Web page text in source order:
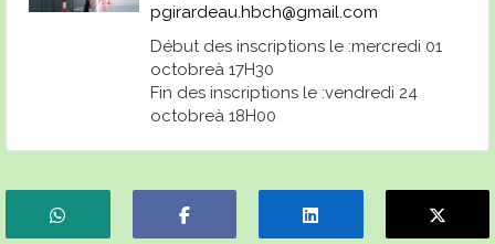
pgirardeau.hbch@gmail.com
Début des inscriptions le :mercredi 01
octobreà 17H30
Fin des inscriptions le :vendredi 24
octobreà 18H00